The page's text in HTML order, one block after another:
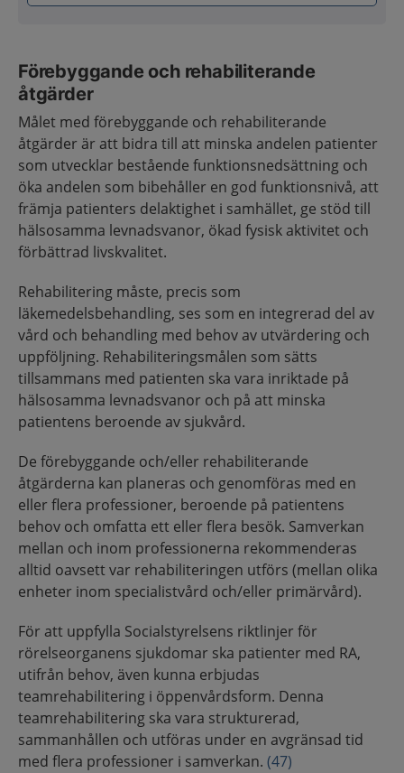
Förebyggande och rehabiliterande
åtgärder
Målet med förebyggande och rehabiliterande
åtgärder är att bidra till att minska andelen patienter
som utvecklar bestående funktionsnedsättning och
öka andelen som bibehåller en god funktionsnivå, att
främja patienters delaktighet i samhället, ge stöd till
hälsosamma levnadsvanor, ökad fysisk aktivitet och
förbättrad livskvalitet.
Rehabilitering måste, precis som
läkemedelsbehandling, ses som en integrerad del av
vård och behandling med behov av utvärdering och
uppföljning. Rehabiliteringsmålen som sätts
tillsammans med patienten ska vara inriktade på
hälsosamma levnadsvanor och på att minska
patientens beroende av sjukvård.
De förebyggande och/eller rehabiliterande
åtgärderna kan planeras och genomföras med en
eller flera professioner, beroende på patientens
behov och omfatta ett eller flera besök. Samverkan
mellan och inom professionerna rekommenderas
alltid oavsett var rehabiliteringen utförs (mellan olika
enheter inom specialistvård och/eller primärvård).
För att uppfylla Socialstyrelsens riktlinjer för
rörelseorganens sjukdomar ska patienter med RA,
utifrån behov, även kunna erbjudas
teamrehabilitering i öppenvårdsform. Denna
teamrehabilitering ska vara strukturerad,
sammanhållen och utföras under en avgränsad tid
med flera professioner i samverkan. (47)